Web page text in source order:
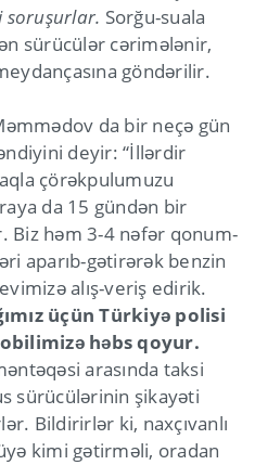
soruşurlar. Sorğu-suala
sürücülər cərimələnir,
göndərilir.
da bir neçə gün
deyir: “İllərdir
çörəkpulumuzu
da 15 gündən bir
Biz həm 3-4 nəfər qonum-
aparıb-gətirərək benzin
alış-veriş edirik.
üçün Türkiyə polisi
həbs qoyur.
arasında taksi
sürücülərinin şikayəti
Bildirirlər ki, naxçıvanlı
kimi gətirməli, oradan